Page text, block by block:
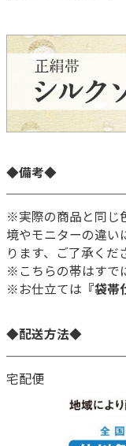
◆備考◆
※実際の商品と同じ
境やモニターの違い
ります、ご了承くだ
※こちらの帯はすで
※お仕立ては 『袋帯
◆配送方法◆
宅配便